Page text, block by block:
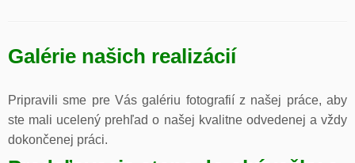
Galérie našich realizácií
Pripravili sme pre Vás galériu fotografií z našej práce, aby
ste mali ucelený prehľad o našej kvalitne odvedenej a vždy
dokončenej práci.